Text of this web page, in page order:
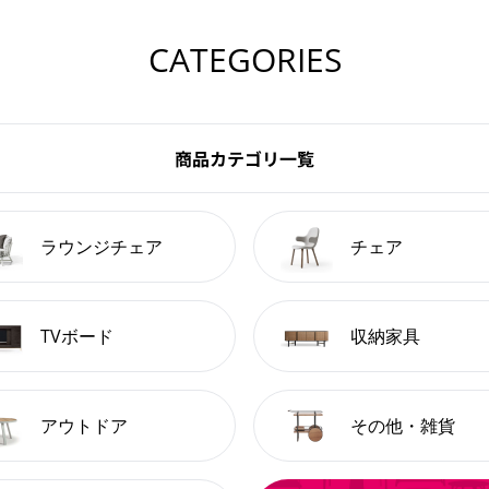
CATEGORIES
商品カテゴリ一覧
ラウンジチェア チェア
TVボード 収納家具
アウトドア その他・雑貨